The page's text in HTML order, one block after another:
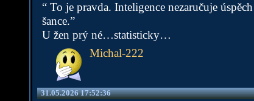
“ To je pravda. Inteligence nezaručuje
šance.”
U žen prý né…statisticky…
Michal-222
31.05.2026 17:52:36